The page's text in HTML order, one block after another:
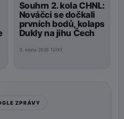
Souhrn 2. kola CHNL:
Nováčci se dočkali
prvních bodů, kolaps
Dukly na jihu Čech
3. srpna 2026 12:00
ZPRÁVY